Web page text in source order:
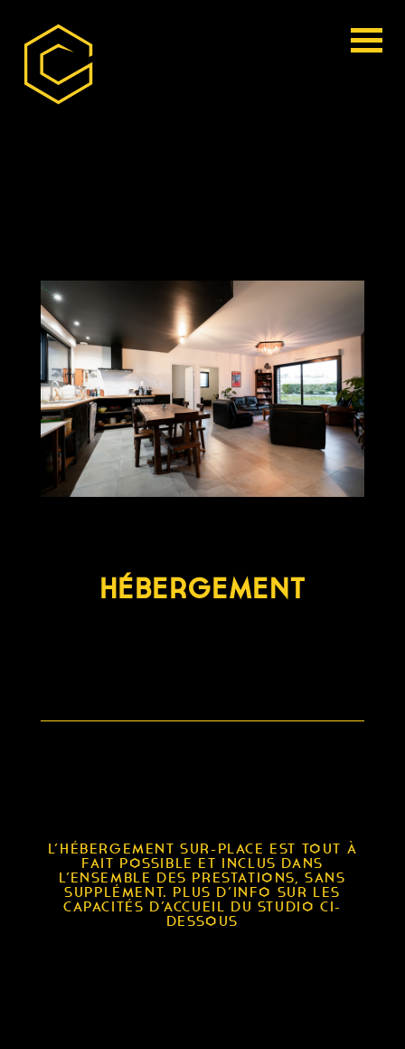
HÉBERGEMENT
L’HÉBERGEMENT SUR-PLACE EST TOUT À
FAIT POSSIBLE ET INCLUS DANS
L’ENSEMBLE DES PRESTATIONS, SANS
SUPPLÉMENT. PLUS D’INFO SUR LES
CAPACITÉS D’ACCUEIL DU STUDIO CI-
DESSOUS